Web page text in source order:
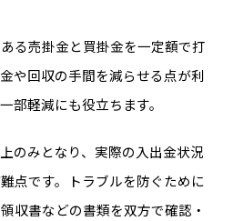
る売掛金と買掛金を一定額で打
や回収の手間を減らせる点が利
部軽減にも役立ちます。
のみとなり、実際の入出金状況
点です。トラブルを防ぐために
収書などの書類を双方で確認・